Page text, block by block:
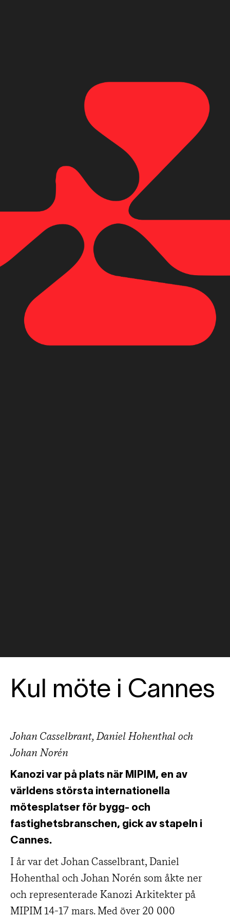
Kul möte i Cannes
Johan Casselbrant, Daniel Hohenthal och
Johan Norén
Kanozi var på plats när MIPIM, en av
världens största internationella
mötesplatser för bygg- och
fastighetsbranschen, gick av stapeln i
Cannes.
I år var det Johan Casselbrant, Daniel
Hohenthal och Johan Norén som åkte ner
och representerade Kanozi Arkitekter på
MIPIM 14-17 mars. Med över 20 000